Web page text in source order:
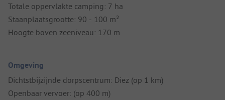
Totale oppervlakte camping: 7 ha
Staanplaatsgrootte: 90 - 100 m²
Hoogte boven zeeniveau: 170 m
Omgeving
Dichtstbijzijnde dorpscentrum: Diez (op 1 km)
Openbaar vervoer: (op 400 m)